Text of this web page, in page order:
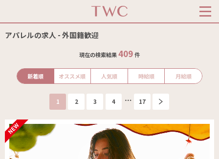
アパレルの求人 - 外国籍歓迎
現在の検索結果409件
新着順 オススメ順 人気順 時給順 月給順
1 2 3 4 17